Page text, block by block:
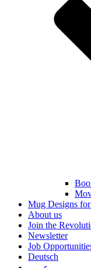
Mug Designs
About us
Join the
Newsletter
Job
Deutsch